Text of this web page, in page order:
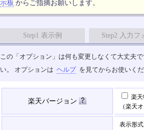
示板 からご指摘お願いします。
Step1 表示例 Step2 入力フ
この「オプション」は何も変更しなくて大丈夫
い。 オプションは ヘルプ を見てからお使いくだ
楽天バージョン
楽
（楽天
表示形